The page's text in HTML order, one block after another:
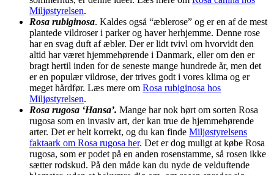
Miljøstyrelsen.
Rosa rubiginosa. Kaldes også “æblerose” og er en af de mest
plantede vildroser i parker og haver herhjemme. Denne rose
har en svag duft af æbler. Der er lidt tvivl om hvorvidt den
altid har været hjemmehørende i Danmark, eller om den er
bragt hertil inden for de seneste mange hundrede år, men det
er en populær vildrose, der trives godt i vores klima og er
meget hårdfør. Læs mere om Rosa rubiginosa hos
Miljøstyrelsen.
Rosa rugosa ‘Hansa’. Mange har nok hørt om sorten Rosa
rugosa som en invasiv art, der kan true de hjemmehørende
arter. Det er helt korrekt, og du kan finde Miljøstyrelsens
faktaark om Rosa rugosa her. Det er dog muligt at købe Rosa
rugosa, som er podet på en anden rosenstamme, så rosen ikke
sætter rodskud. På den måde kan du nyde de velduftende